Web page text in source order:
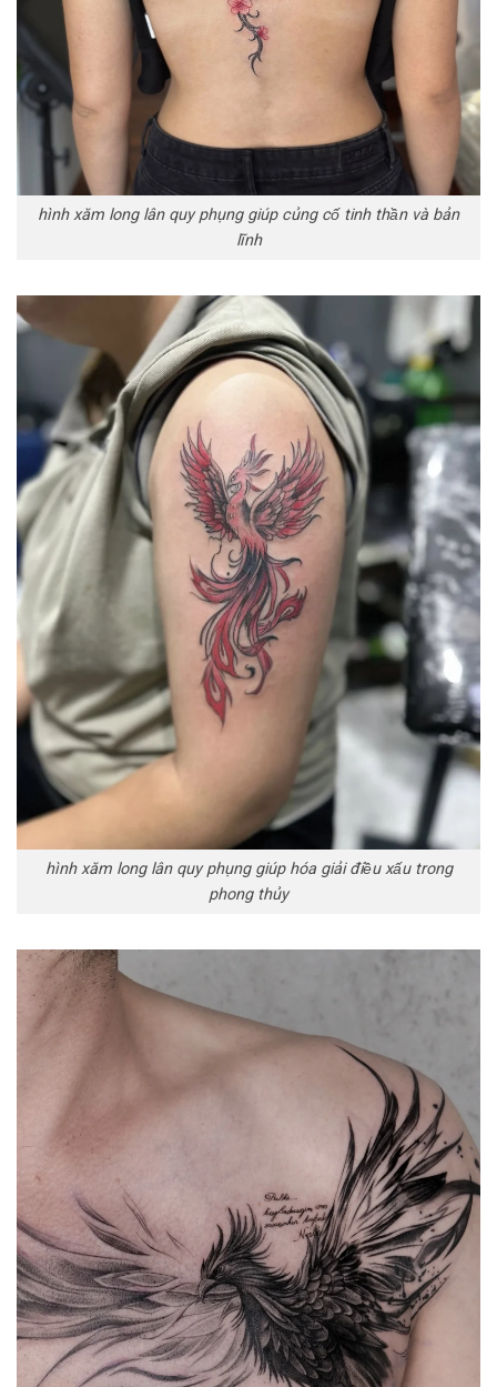
hình xăm long lân quy phụng giúp củng cố tinh thần và bản
lĩnh
hình xăm long lân quy phụng giúp hóa giải điều xấu trong
phong thủy